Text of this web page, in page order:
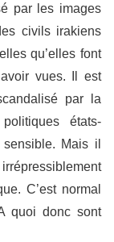
par les images
civils irakiens
qu’elles font
vues. Il est
par la
états-
Mais il
C’est normal
quoi donc sont